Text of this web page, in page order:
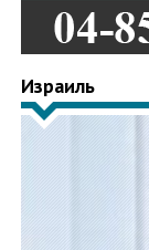
Израиль